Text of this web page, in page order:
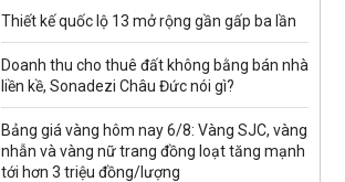
Thiết kế quốc lộ 13 mở rộng gần gấp ba lần
Doanh thu cho thuê đất không bằng bán nhà
liền kề, Sonadezi Châu Đức nói gì?
Bảng giá vàng hôm nay 6/8: Vàng SJC, vàng
nhẫn và vàng nữ trang đồng loạt tăng mạnh
tới hơn 3 triệu đồng/lượng